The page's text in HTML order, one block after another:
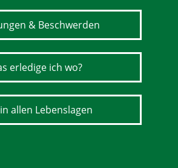
& Beschwerden
erledige ich wo?
allen Lebenslagen